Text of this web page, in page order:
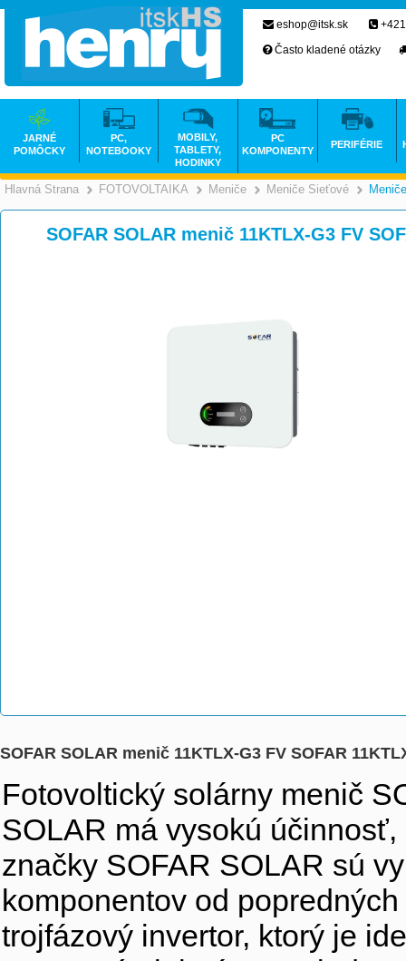
Hlavná Strana >
FOTOVOLTAIKA >
Meniče >
Meniče Sieťové
SOFAR SOLAR menič 11KTLX-G3 FV
SOFAR SOLAR menič 11KTLX-G3 FV SOFAR
Fotovoltický solárny menič
SOLAR má vysokú
značky SOFAR SOLAR sú
komponentov od
trojfázový invertor, ktorý je
eshop@itsk.sk
Často kladené otázky
JARNÉ
POMÔCKY
PC,
NOTEBOOKY
MOBILY,
TABLETY,
HODINKY
PC
KOMPONENTY
PERIFÉRIE